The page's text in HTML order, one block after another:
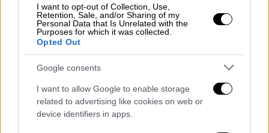
I want to opt-out of Collection, Use,
Retention, Sale, and/or Sharing of my
Personal Data that Is Unrelated with the
Purposes for which it was collected.
Opted Out
Google consents
I want to allow Google to enable storage
related to advertising like cookies on web or
device identifiers in apps.
Nikitaki)
Τα κορίτσια δεν πρέπει να παίζουν
ποδόσφαιρο
«Τα κορίτσια δεν
πρέπει να παίζουν ποδόσφαιρο» που
γράφτηκε το 2009 και μεταφέρθηκε στον